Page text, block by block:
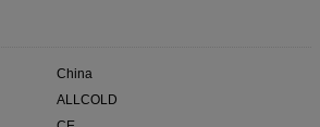
China
ALLCOLD